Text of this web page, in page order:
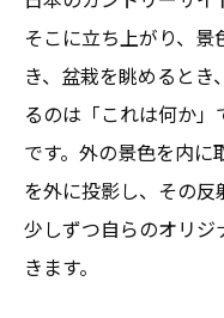
そこに立ち上がり、景
き、盆栽を眺めるとき
るのは「これは何か」
です。外の景色を内
を外に投影し、その反
少しずつ自らのオリジ
きます。